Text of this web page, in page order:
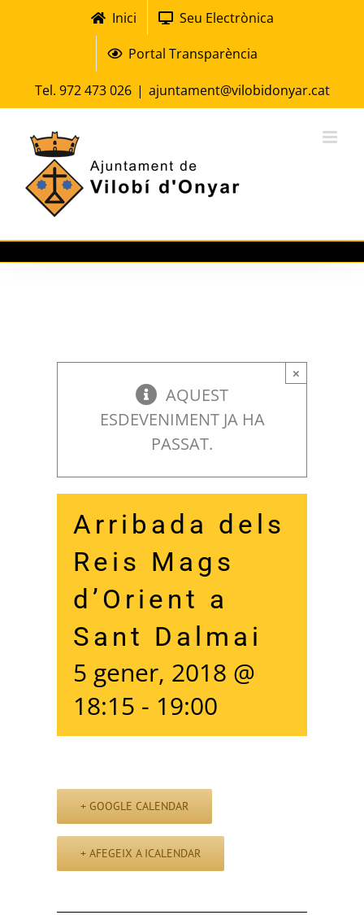
Inici
Seu Electrònica
Portal Transparència
Tel. 972 473 026 | ajuntament@vilobidonyar.cat
×
AQUEST
ESDEVENIMENT JA HA
PASSAT.
Arribada dels
Reis Mags
d’Orient a
Sant Dalmai
5 gener, 2018 @
18:15 - 19:00
+ GOOGLE CALENDAR
+ AFEGEIX A ICALENDAR